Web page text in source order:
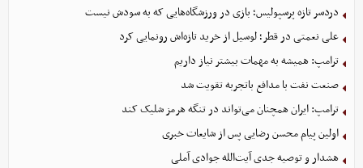
دردسر تازه پرسپولیس؛ بازی در ورزشگاه‌هایی که به سودش نیست
علی نعمتی در قطر؛ لوسیل از خرید تازه‌اش رونمایی کرد
ترامپ: همیشه به مهمات بیشتر نیاز داریم
صنعت نفت با مدافع باتجربه تقویت شد
ترامپ: ایران همچنان می‌تواند در تنگه هرمز شلیک کند
اولین پیام محسن رضایی پس از شایعات خبری
هشدار و توصیه جدی آیت‌الله جوادی آملی